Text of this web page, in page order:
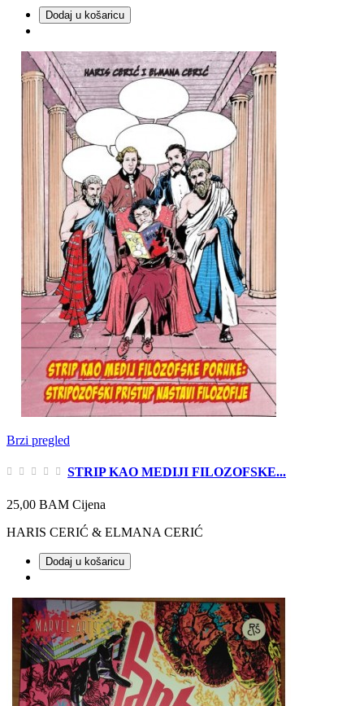
Dodaj u košaricu
Brzi pregled
STRIP KAO MEDIJI FILOZOFSKE...
25,00 BAM Cijena
HARIS CERIĆ & ELMANA CERIĆ
Dodaj u košaricu